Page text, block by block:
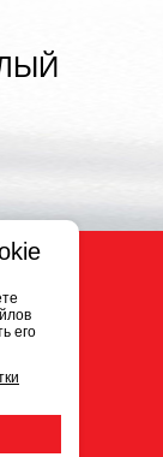
его